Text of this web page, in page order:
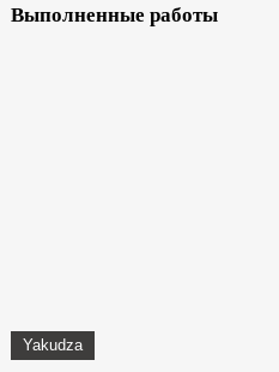
Выполненные работы
Yakudza